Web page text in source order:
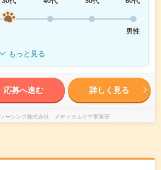
男性
もっと見る
応募へ進む 詳しく見る
ーシング株式会社 メディカルケア事業部